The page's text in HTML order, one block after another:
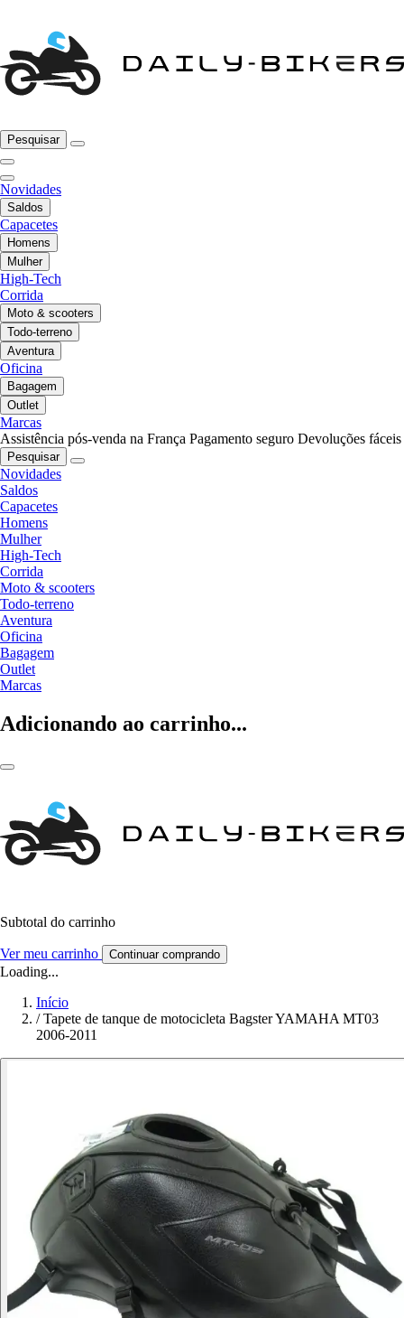
Pesquisar
Novidades
Saldos
Capacetes
Homens
Mulher
High-Tech
Corrida
Moto & scooters
Todo-terreno
Aventura
Oficina
Bagagem
Outlet
Marcas
Assistência pós-venda na França Pagamento seguro Devoluções fáceis
Pesquisar
Novidades
Saldos
Capacetes
Homens
Mulher
High-Tech
Corrida
Moto & scooters
Todo-terreno
Aventura
Oficina
Bagagem
Outlet
Marcas
Adicionando ao carrinho...
Subtotal do carrinho
Ver meu carrinho Continuar comprando
Loading...
Início
/ Tapete de tanque de motocicleta Bagster YAMAHA MT03
2006-2011